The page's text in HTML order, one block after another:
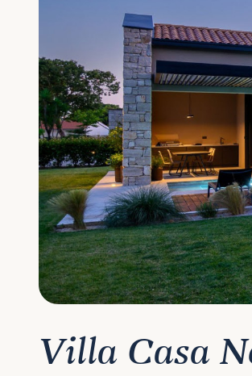
Villa Casa